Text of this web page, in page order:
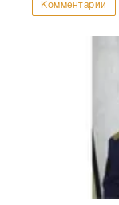
Комментарии